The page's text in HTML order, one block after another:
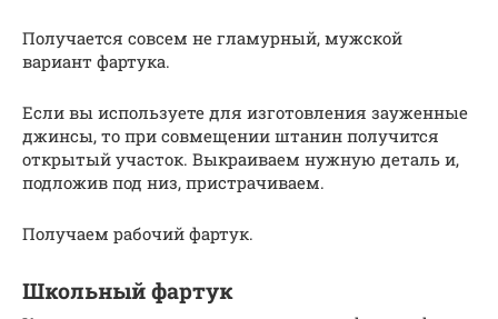
Получается совсем не гламурный, мужской
вариант фартука.
Если вы используете для изготовления зауженные
джинсы, то при совмещении штанин получится
открытый участок. Выкраиваем нужную деталь и,
подложив под низ, пристрачиваем.
Получаем рабочий фартук.
Школьный фартук